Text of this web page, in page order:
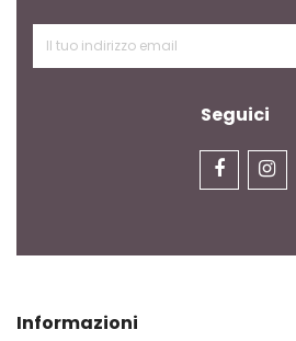
Seguici
Informazioni